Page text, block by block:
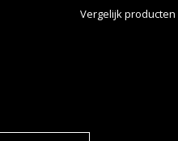
Vergelijk producten